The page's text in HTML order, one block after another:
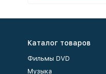
Каталог товаров
Фильмы DVD
Музыка